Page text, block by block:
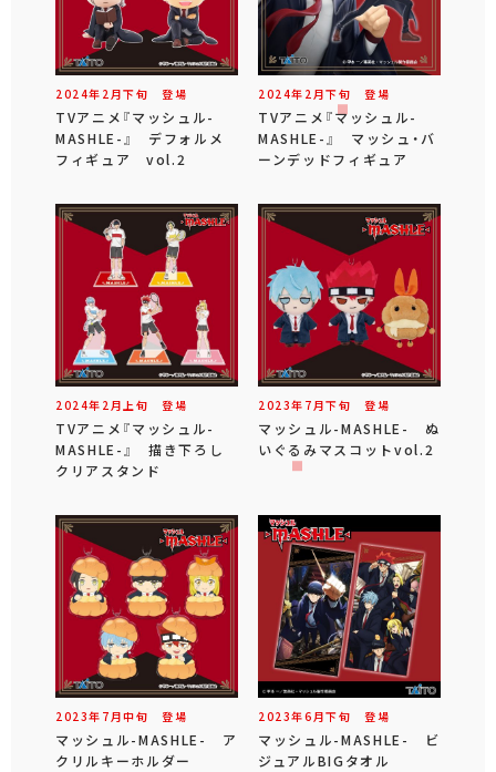
2024年 2 月下旬 登場
TVアニメ『マッシュル-
MASHLE-』 デフォルメ
フィギュア vol.2
2024年 2 月下旬 登場
TVアニメ『マッシュル-
MASHLE-』 マッシュ・バ
ーンデッドフィギュア
2024年 2 月 上旬 登場
TVアニメ『マッシュル-
MASHLE-』 描き下ろし
クリアスタンド
2023年 7 月下旬 登場
マッシュル-MASHLE- ぬ
いぐるみマスコットvol.2
2023年 7 月中旬 登場
マッシュル-MASHLE- ア
クリルキーホルダー
2023年6 月下旬 登場
マッシュル-MASHLE- ビ
ジュアルBIGタオル